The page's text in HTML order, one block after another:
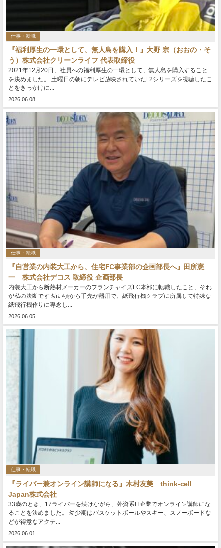
仕事・転職
『福利厚生の一環として、無人島を購入！』大野 宗（おおの・そ
う）株式会社クリーンライフ 代表取締役
2021年12月20日、社員への福利厚生の一環として、無人島を購入すること
を決めました。 土曜日の朝にテレビ放映されていたF2シリーズを視聴したこ
とをきっかけに...
2026.06.08
仕事・転職
『自営業の内装大工から、住宅FC事業部の企画部長へ』田所憲
一 株式会社デコス 取締役 企画部長
内装大工から断熱材メーカーのフランチャイズFC本部に転職したこと、それ
が私の決断です 幼い頃から手先が器用で、紙飛行機クラブに所属して特殊な
紙飛行機作りに専念し...
2026.06.05
仕事・転職
『ライバー兼オンライン講師になる』木村友美 think-cell
Japan株式会社
33歳のとき、17ライバーを続けながら、外資系IT企業でオンライン講師にな
ることを決めました。 幼少期はバスケットボールやスキー、スノーボードな
どが得意なアクテ...
2026.06.01